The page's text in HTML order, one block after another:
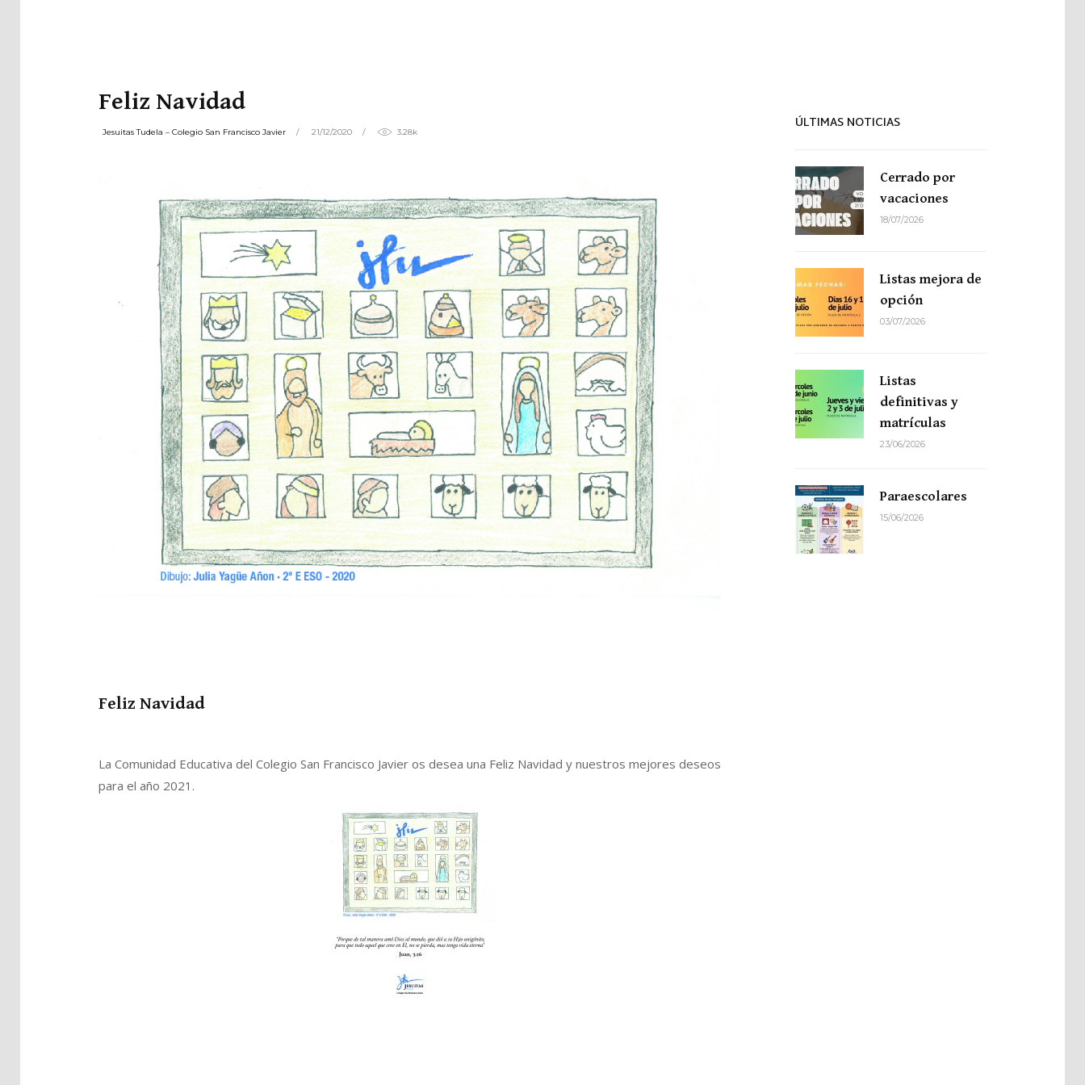
Feliz Navidad
Jesuitas Tudela – Colegio San Francisco Javier 21/12/2020 3.28k
Feliz Navidad
La Comunidad Educativa del Colegio San Francisco Javier os desea una Feliz Navidad y nuestros mejores deseos
para el año 2021.
ÚLTIMAS NOTICIAS
Cerrado por
vacaciones
18/07/2026
Listas mejora de
opción
03/07/2026
Listas
definitivas y
matrículas
23/06/2026
Paraescolares
15/06/2026